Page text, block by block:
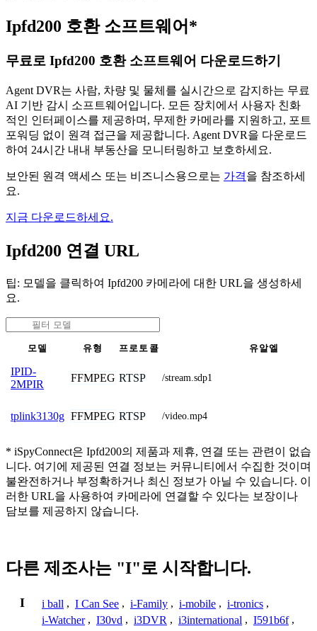
Ipfd200 호환 소프트웨어*
무료로 Ipfd200 호환 소프트웨어 다운로드하기
Agent DVR는 사람, 차량 및 물체를 실시간으로 감지하는 무료
AI 기반 감시 소프트웨어입니다. 모든 장치에서 사용자 친화
적인 인터페이스를 제공하며, 무제한 카메라를 지원하고, 포트
포워딩 없이 원격 접근을 제공합니다. Agent DVR을 다운로드
하여 24시간 내내 부동산을 모니터링하고 보호하세요.
보안된 원격 액세스 또는 비즈니스용으로는 가격을 참조하세
요.
지금 다운로드하세요.
Ipfd200 연결 URL
팁: 모델을 클릭하여 Ipfd200 카메라에 대한 URL을 생성하세
요.
모델 유형 프로토콜 유알엘
IPID-
2MPIR
FFMPEG RTSP /stream.sdp1
tplink3130g FFMPEG RTSP /video.mp4
* iSpyConnect은 Ipfd200의 제품과 제휴, 연결 또는 관련이 없습
니다. 여기에 제공된 연결 정보는 커뮤니티에서 수집한 것이며
불완전하거나 부정확하거나 최신 정보가 아닐 수 있습니다. 이
러한 URL을 사용하여 카메라에 연결할 수 있다는 보장이나
담보를 제공하지 않습니다.
다른 제조사는 "I"로 시작합니다.
I i ball , I Can See , i-Family , i-mobile , i-tronics ,
i-Watcher , I30vd , i3DVR , i3international , I591b6f ,